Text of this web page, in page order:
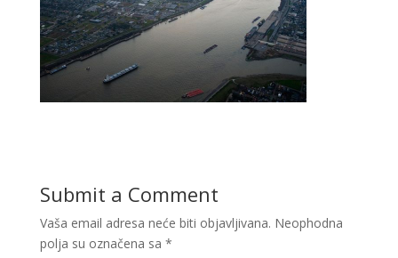
Submit a Comment
Vaša email adresa neće biti objavljivana. Neophodna
polja su označena sa *